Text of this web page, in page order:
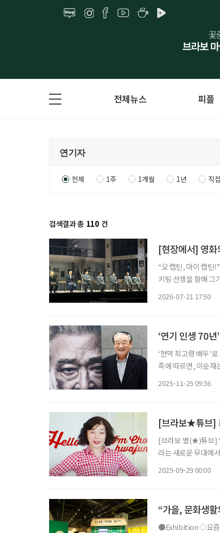
전체뉴스 피플
전체 1주 1개월 1년 직
검색결과 총 110 건
[현장에서] 영화
“오 캡틴, 마이 캡틴!” 학생들이 하나둘 책상 위로 올라섰다. 학교에서 쫓겨나 교실을 떠
키팅 선생을 향해 그
2026-07-21 17:50
‘연기 인생 70
‘현역 최고령 배우’
족에 따르면, 이순재
2025-11-25 09:36
[브라보★튜브]
[브라보 별(★)튜브]
라는 새로운 무대에
2025-09-29 00:00
“가을, 문화생
●Exhibition ◇요즘 커피 일정 11월 10일까지 장소 국립민속박물관 2021년 국민 영양 통계